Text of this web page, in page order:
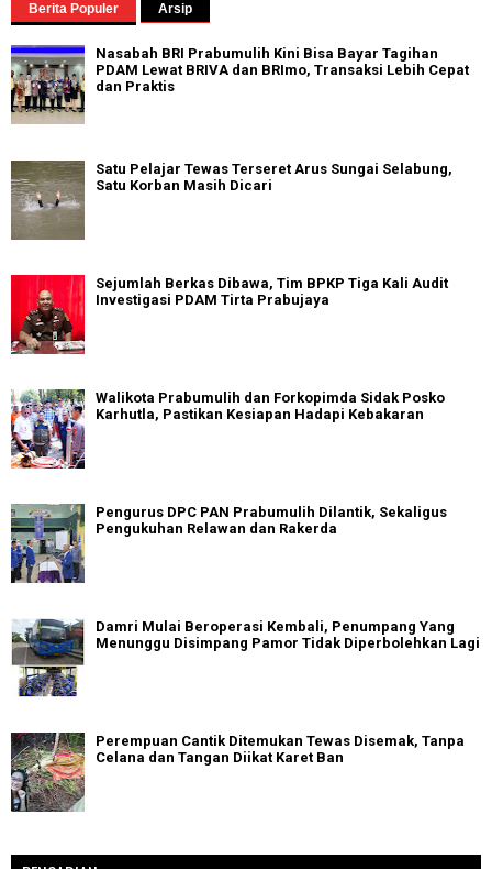
Berita Populer Arsip
Nasabah BRI Prabumulih Kini Bisa Bayar Tagihan
PDAM Lewat BRIVA dan BRImo, Transaksi Lebih Cepat
dan Praktis
Satu Pelajar Tewas Terseret Arus Sungai Selabung,
Satu Korban Masih Dicari
Sejumlah Berkas Dibawa, Tim BPKP Tiga Kali Audit
Investigasi PDAM Tirta Prabujaya
Walikota Prabumulih dan Forkopimda Sidak Posko
Karhutla, Pastikan Kesiapan Hadapi Kebakaran
Pengurus DPC PAN Prabumulih Dilantik, Sekaligus
Pengukuhan Relawan dan Rakerda
Damri Mulai Beroperasi Kembali, Penumpang Yang
Menunggu Disimpang Pamor Tidak Diperbolehkan Lagi
Perempuan Cantik Ditemukan Tewas Disemak, Tanpa
Celana dan Tangan Diikat Karet Ban